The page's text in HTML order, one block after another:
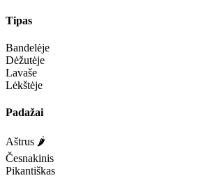
Tipas
Bandelėje
Dėžutėje
Lavaše
Lėkštėje
Padažai
Aštrus 🌶️
Česnakinis
Pikantiškas